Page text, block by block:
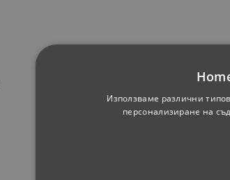
Използваме различни
персонализиране на